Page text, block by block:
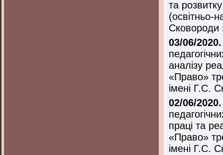
та
(освітньо-
Сковороди
03/06/
аналізу
«Право»
імені Г.С.
02/06/2020.
праці та
«Право»
імені Г.С.